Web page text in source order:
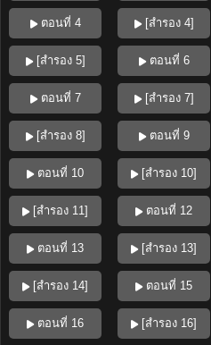
ตอนที่ 4 [สำรอง 4]
[สำรอง 5] ตอนที่ 6
ตอนที่ 7 [สำรอง 7]
[สำรอง 8] ตอนที่ 9
ตอนที่ 10 [สำรอง 10]
[สำรอง 11] ตอนที่ 12
ตอนที่ 13 [สำรอง 13]
[สำรอง 14] ตอนที่ 15
ตอนที่ 16 [สำรอง 16]